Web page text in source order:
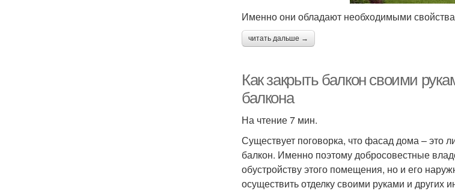
Именно они обладают необходимыми
читать дальше →
Как закрыть балкон своими
балкона
На чтение 7 мин.
Существует поговорка, что фасад дома – это
балкон. Именно поэтому добросовестные
обустройству этого помещения, но и его
осуществить отделку своими руками и других